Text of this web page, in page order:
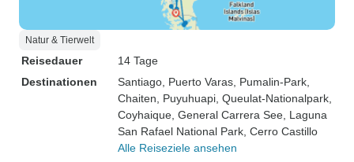
Natur & Tierwelt
Reisedauer
14 Tage
Destinationen
Santiago , Puerto Varas , Pumalin-Park
Chaiten , Puyuhuapi , Queulat-Nationalpark
Coyhaique , General Carrera See , Laguna
San Rafael National Park , Cerro Castillo
Alle Reiseziele ansehen